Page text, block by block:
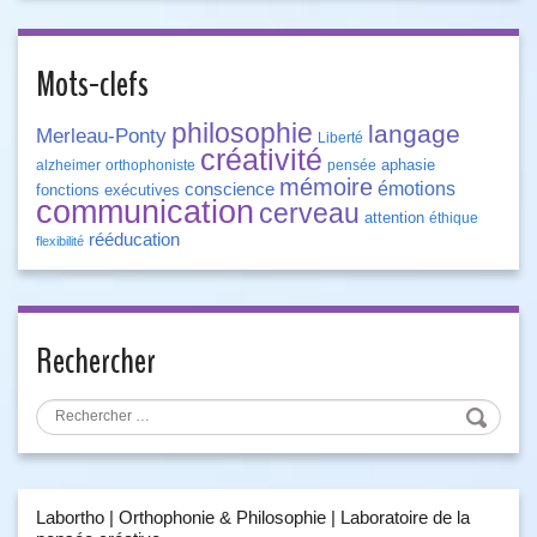
Mots-clefs
Merleau-Ponty philosophie Liberté langage
alzheimer orthophoniste créativité pensée aphasie
fonctions exécutives conscience mémoire émotions
communication cerveau attention éthique
flexibilité rééducation
Rechercher
Labortho | Orthophonie & Philosophie | Laboratoire de la